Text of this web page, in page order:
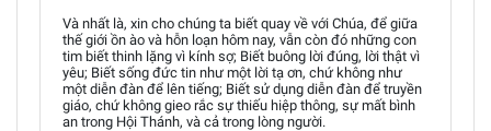
Và nhất là, xin cho chúng ta biết quay về với Chúa, để giữa
thế giới ồn ào và hỗn loạn hôm nay, vẫn còn đó những con
tim biết thinh lặng vì kính sợ; Biết buông lời đúng, lời thật vì
yêu; Biết sống đức tin như một lời tạ ơn, chứ không như
một diễn đàn để lên tiếng; Biết sử dụng diễn đàn để truyền
giáo, chứ không gieo rắc sự thiếu hiệp thông, sự mất bình
an trong Hội Thánh, và cả trong lòng người.